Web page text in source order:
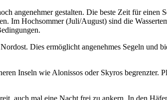
angenehmer gestalten. Die beste Zeit für einen
Im Hochsommer (Juli/August) sind die
Dies ermöglicht angenehmes Segeln und
Inseln wie Alonissos oder Skyros begrenzter.
auch mal eine Nacht frei zu ankern. In den